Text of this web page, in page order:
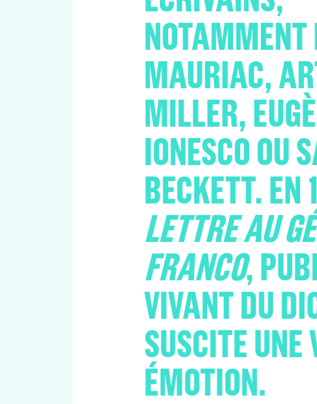
NOTAMMENT
MAURIAC,
MILLER,
IONESCO OU
BECKETT.
LETTRE AU
FRANCO,
VIVANT DU
SUSCITE UNE
ÉMOTION.